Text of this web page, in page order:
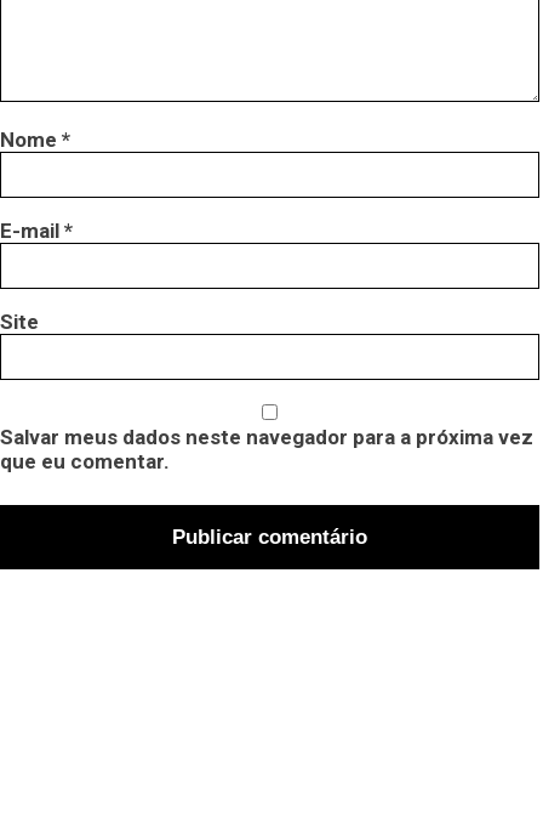
Nome *
E-mail *
Site
Salvar meus dados neste navegador para a próxima vez
que eu comentar.